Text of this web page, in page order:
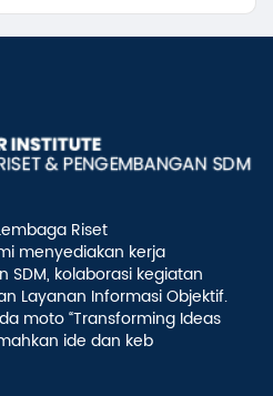
Riset
menyediakan kerja
SDM, kolaborasi kegiatan
Layanan Informasi Objektif.
moto “Transforming Ideas
ide dan keb